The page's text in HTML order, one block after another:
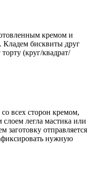
кремом и
Кладем бисквиты друг
(круг/квадрат/
всех сторон кремом,
легла мастика или
заготовку отправляется
нужную